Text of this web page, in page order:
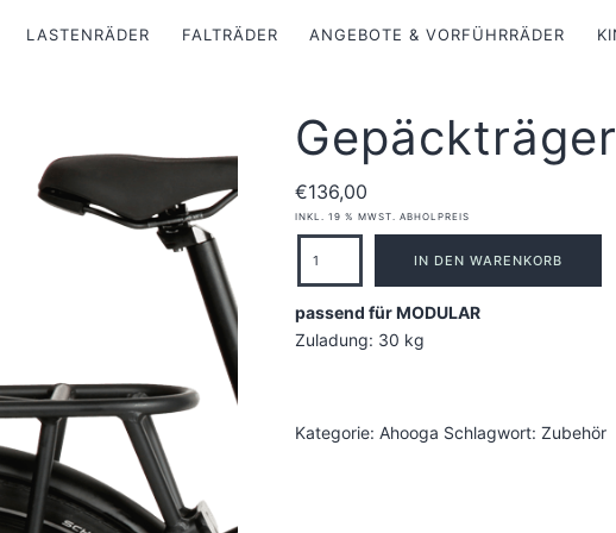
LASTENRÄDER FALTRÄDER ANGEBOTE & VORFÜHRRÄDER
€136,00
INKL. 19 % MWST. ABHOLPREIS
Gepäckträger
hinten
Menge
IN DEN WARENKORB
passend für MODULAR
Zuladung: 30 kg
Kategorie: Ahooga Schlagwort: Zubehör